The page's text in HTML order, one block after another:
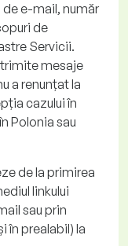
e-mail, număr
de
Servicii.
mesaje
a renunțat la
cazului în
Polonia sau
de la primirea
linkului
sau prin
în prealabil) la